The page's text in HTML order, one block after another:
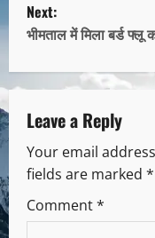
Next:
भीमताल में मिला बर्ड फ्लू
Leave a Reply
Your email
fields are marked *
Comment*